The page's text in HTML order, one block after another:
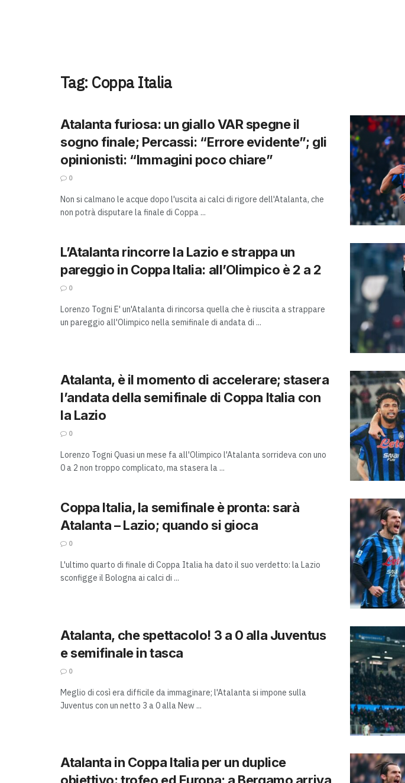
Tag: Coppa Italia
Atalanta furiosa: un giallo VAR spegne il
sogno finale; Percassi: “Errore evidente”; gli
opinionisti: “Immagini poco chiare”
0
Non si calmano le acque dopo l'uscita ai calci di rigore dell'Atalanta, che
non potrà disputare la finale di Coppa ...
L’Atalanta rincorre la Lazio e strappa un
pareggio in Coppa Italia: all’Olimpico è 2 a 2
0
Lorenzo Togni E' un'Atalanta di rincorsa quella che è riuscita a strappare
un pareggio all'Olimpico nella semifinale di andata di ...
Atalanta, è il momento di accelerare; stasera
l’andata della semifinale di Coppa Italia con
la Lazio
0
Lorenzo Togni Quasi un mese fa all'Olimpico l'Atalanta sorrideva con uno
0 a 2 non troppo complicato, ma stasera la ...
Coppa Italia, la semifinale è pronta: sarà
Atalanta – Lazio; quando si gioca
0
L'ultimo quarto di finale di Coppa Italia ha dato il suo verdetto: la Lazio
sconfigge il Bologna ai calci di ...
Atalanta, che spettacolo! 3 a 0 alla Juventus
e semifinale in tasca
0
Meglio di così era difficile da immaginare; l'Atalanta si impone sulla
Juventus con un netto 3 a 0 alla New ...
Atalanta in Coppa Italia per un duplice